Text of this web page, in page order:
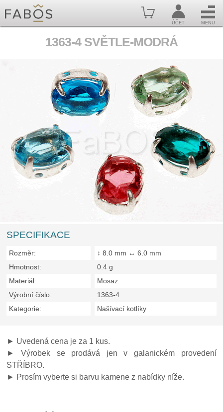
ÚČET MENU
1363-4 SVĚTLE-MODRÁ
SPECIFIKACE
Rozměr:
↕ 8.0 mm ↔ 6.0 mm
Hmotnost:
0.4 g
Materiál:
Mosaz
Výrobní číslo:
1363-4
Kategorie:
Našívací kotlíky
► Uvedená cena je za 1 kus.
► Výrobek se prodává jen v galanickém provedení
STŘÍBRO.
► Prosím vyberte si barvu kamene z nabídky níže.